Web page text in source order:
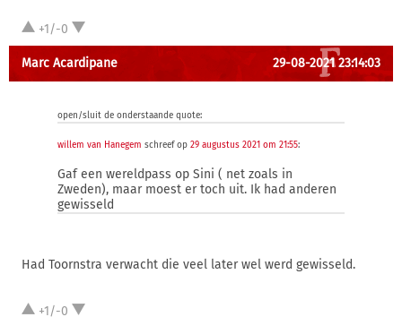
+1/-0
Marc Acardipane 29-08-2021 23:14:03
open/sluit de onderstaande quote:
willem van Hanegem schreef op 29 augustus 2021 om 21:55:
Gaf een wereldpass op Sini ( net zoals in
Zweden), maar moest er toch uit. Ik had anderen
gewisseld
Had Toornstra verwacht die veel later wel werd gewisseld.
+1/-0